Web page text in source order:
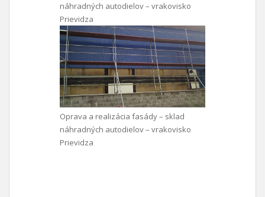
náhradných autodielov – vrakovisko
Prievidza
Oprava a realizácia fasády – sklad
náhradných autodielov – vrakovisko
Prievidza